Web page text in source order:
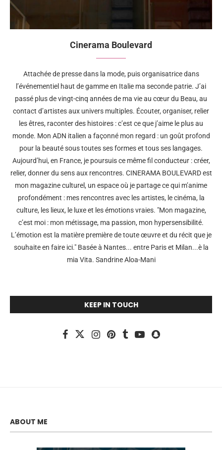
Cinerama Boulevard
Attachée de presse dans la mode, puis organisatrice dans
l’événementiel haut de gamme en Italie ma seconde patrie. J’ai
passé plus de vingt-cinq années de ma vie au cœur du Beau, au
contact d’artistes aux univers multiples. Écouter, organiser, relier
les êtres, raconter des histoires : c’est ce que j’aime le plus au
monde. Mon ADN italien a façonné mon regard : un goût profond
pour la beauté sous toutes ses formes et tous ses langages.
Aujourd’hui, en France, je poursuis ce même fil conducteur : créer,
relier, donner du sens aux rencontres. CINERAMA BOULEVARD est
mon magazine culturel, un espace où je partage ce qui m’anime
profondément : mes rencontres avec les artistes, le cinéma, la
culture, les lieux, le luxe et les émotions vraies. "Mon magazine,
c’est moi : mon métissage, ma passion, mon hypersensibilité.
L’émotion est la matière première de toute œuvre et du récit que je
souhaite en faire ici." Basée à Nantes... entre Paris et Milan...è la
mia Vita. Sandrine Aloa-Mani
KEEP IN TOUCH
ABOUT ME